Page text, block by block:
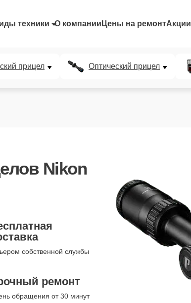
техники О компании Цены на ремонтАкции
прицел Оптический прицел
Nikon
собственной службы
ремонт
обращения от 30 минут